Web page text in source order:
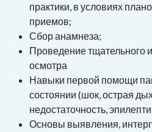
практики, в условиях
приемов;
Сбор анамнеза;
Проведение тщательного
осмотра
Навыки первой помощи
состоянии (шок, острая
недостаточность,
Основы выявления,